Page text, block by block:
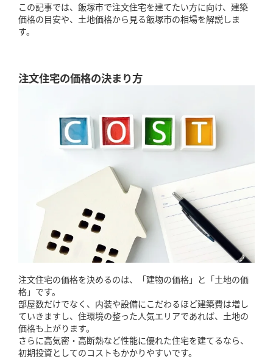
この記事では、飯塚市で注文住宅を建てたい方に向け、建築
価格の目安や、土地価格から見る飯塚市の相場を解説しま
す。
注文住宅の価格の決まり方
注文住宅の価格を決めるのは、「建物の価格」と「土地の価
格」です。
部屋数だけでなく、内装や設備にこだわるほど建築費は増し
ていきますし、住環境の整った人気エリアであれば、土地の
価格も上がります。
さらに高気密・高断熱など性能に優れた住宅を建てるなら、
初期投資としてのコストもかかりやすいです。